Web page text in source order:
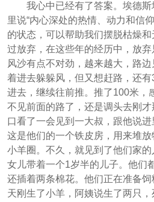
我心中已经有了答案。埃德斯
里说“内心深处的热情、动力和信
的状态，可以帮助我们摆脱枯燥
过放弃，在这些年的经历中，放
风沙有点不对劲，越来越大，路
着进去躲躲风，但又想赶路，还
进去，继续往前推。推了100米，
不见前面的路了，还是调头去刚
口看了一会见到一大叔，跟他说进
这是他们的一个铁皮房，用来堆
小羊圈。不久，就见到了他们家
女儿带着一个1岁半的儿子。他们
还插着两条棉花。他们正在准备
天刚生了小羊，阿姨说生了两只